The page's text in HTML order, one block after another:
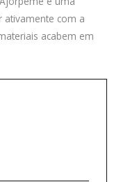
ativamente com a
acabem em